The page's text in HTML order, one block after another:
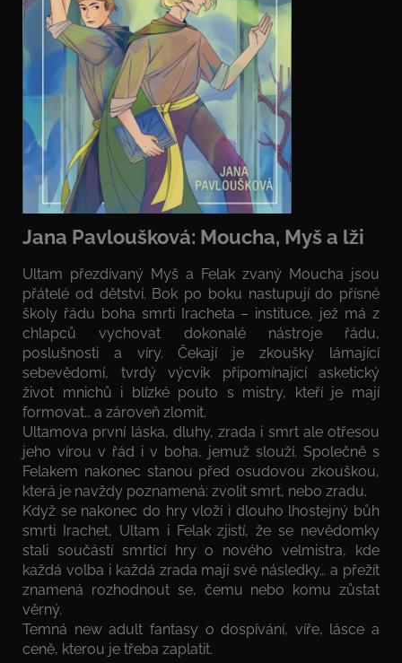
Jana Pavloušková: Moucha, Myš a lži
Ultam přezdívaný Myš a Felak zvaný Moucha jsou
přátelé od dětství. Bok po boku nastupují do přísné
školy řádu boha smrti Iracheta – instituce, jež má z
chlapců vychovat dokonalé nástroje řádu,
poslušnosti a víry. Čekají je zkoušky lámající
sebevědomí, tvrdý výcvik připomínající asketický
život mnichů i blízké pouto s mistry, kteří je mají
formovat… a zároveň zlomit.
Ultamova první láska, dluhy, zrada i smrt ale otřesou
jeho vírou v řád i v boha, jemuž slouží. Společně s
Felakem nakonec stanou před osudovou zkouškou,
která je navždy poznamená: zvolit smrt, nebo zradu.
Když se nakonec do hry vloží i dlouho lhostejný bůh
smrti Irachet, Ultam i Felak zjistí, že se nevědomky
stali součástí smrtící hry o nového velmistra, kde
každá volba i každá zrada mají své následky… a přežít
znamená rozhodnout se, čemu nebo komu zůstat
věrný.
Temná new adult fantasy o dospívání, víře, lásce a
ceně, kterou je třeba zaplatit.